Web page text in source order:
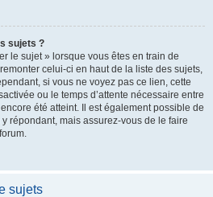
sujets ?
le sujet » lorsque vous êtes en train de
celui-ci en haut de la liste des sujets,
si vous ne voyez pas ce lien, cette
ou le temps d’attente nécessaire entre
été atteint. Il est également possible de
répondant, mais assurez-vous de le faire
sujets